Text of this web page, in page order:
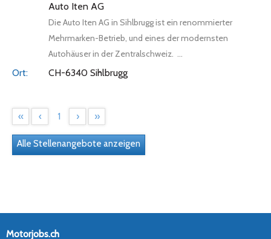
Auto Iten AG
Die Auto Iten AG in Sihlbrugg ist ein renommierter
Mehrmarken-Betrieb, und eines der modernsten
Autohäuser in der Zentralschweiz. ...
CH-6340 Sihlbrugg
« ‹ 1 › »
Alle Stellenangebote anzeigen
Motorjobs.ch